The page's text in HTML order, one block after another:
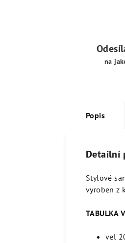
na
Popis
Detailní
Stylové
vyroben z
TABULKA
vel